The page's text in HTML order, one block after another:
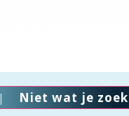
Niet wat je